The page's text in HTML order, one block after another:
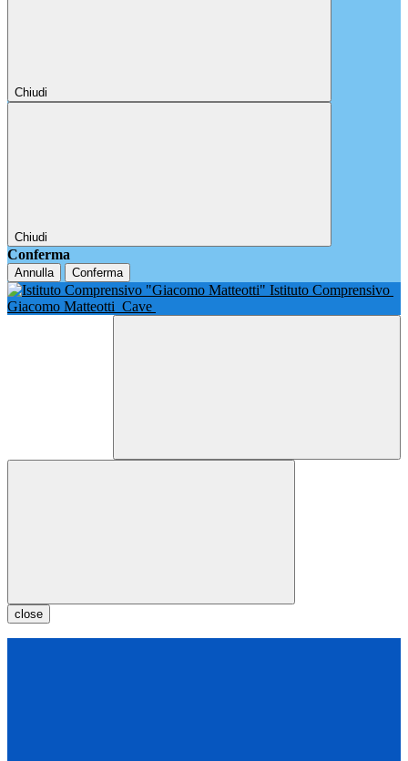
Chiudi
Chiudi
Conferma
Annulla Conferma
Istituto Comprensivo
Giacomo Matteotti Cave
close